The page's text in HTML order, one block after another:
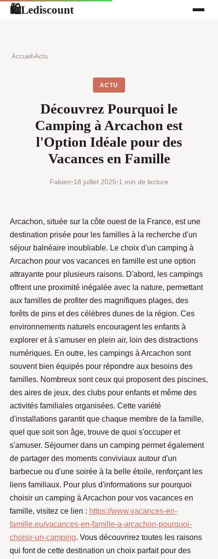
🛍Lediscount
Accueil ›Actu
ACTU
Découvrez Pourquoi le
Camping à Arcachon est
l'Option Idéale pour des
Vacances en Famille
Fabien•18 juillet 2025•1 min de lecture
Arcachon, située sur la côte ouest de la France, est une
destination prisée pour les familles à la recherche d'un
séjour balnéaire inoubliable. Le choix d'un camping à
Arcachon pour vos vacances en famille est une option
attrayante pour plusieurs raisons. D'abord, les campings
offrent une proximité inégalée avec la nature, permettant
aux familles de profiter des magnifiques plages, des
forêts de pins et des célèbres dunes de la région. Ces
environnements naturels encouragent les enfants à
explorer et à s'amuser en plein air, loin des distractions
numériques. En outre, les campings à Arcachon sont
souvent bien équipés pour répondre aux besoins des
familles. Nombreux sont ceux qui proposent des piscines,
des aires de jeux, des clubs pour enfants et même des
activités familiales organisées. Cette variété
d'installations garantit que chaque membre de la famille,
quel que soit son âge, trouve de quoi s'occuper et
s'amuser. Séjourner dans un camping permet également
de partager des moments conviviaux autour d'un
barbecue ou d'une soirée à la belle étoile, renforçant les
liens familiaux. Pour plus d'informations sur pourquoi
choisir un camping à Arcachon pour vos vacances en
famille, visitez ce lien : https://www.vacances-en-
famille.eu/vacances-en-famille-a-arcachon-pourquoi-
choisir-un-camping. Vous découvrirez toutes les raisons
qui font de cette destination un choix parfait pour des